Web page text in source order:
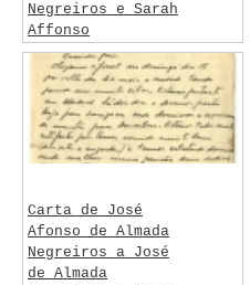
Negreiros e Sarah
Affonso
Negreiros, José
Afonso de Almada
Carta de José
Afonso de Almada
Negreiros a José
de Almada